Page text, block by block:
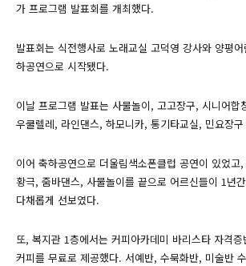
가 프로그램 발표회를 개최했다.
발표회는 식전행사로 노래교실 고덕영 강사와 양평
하공연으로 시작됐다.
이날 프로그램 발표는 사물놀이, 고고장구, 시니어합
우쿨렐레, 라인댄스, 하모니카, 통기타교실, 민요장
이어 축하공연으로 더울림색소폰클럽 공연이 있었
황극, 줌바댄스, 사물놀이를 끝으로 어르신들이 1년
다채롭게 선보였다.
또, 복지관 1층에서는 커피아카데미 바리스타 자격
커피를 무료로 제공했다. 서예반, 수묵화반, 미술반